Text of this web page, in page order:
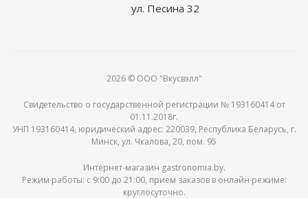
ул. Песина 32
2026 © ООО "Вкусвэлл"
Свидетельство о государственной регистрации № 193160414 от
01.11.2018г.
УНП 193160414, юридический адрес: 220039, Республика Беларусь, г.
Минск, ул. Чкалова, 20, пом. 95
Интернет-магазин gastronomia.by.
Режим работы: c 9:00 до 21:00, прием заказов в онлайн режиме:
круглосуточно.